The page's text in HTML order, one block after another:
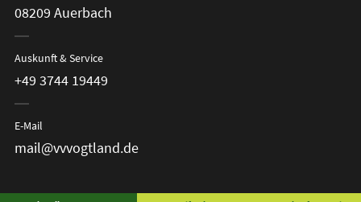
08209 Auerbach
Auskunft & Service
+49 3744 19449
E-Mail
mail@vvvogtland.de